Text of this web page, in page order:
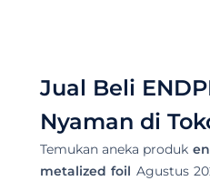
Jual Beli
Nyaman di
Temukan aneka produk
metalized foil Agustus